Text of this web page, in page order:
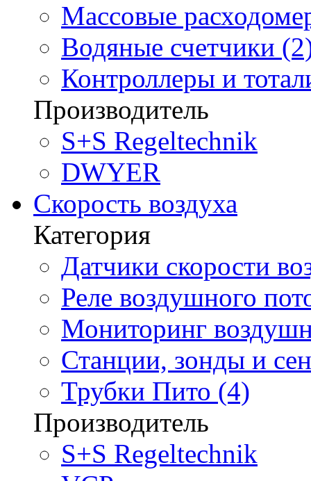
Массовые
Водяные счетчики
Контроллеры и
Производитель
S+S Regeltechnik
DWYER
Скорость воздуха
Категория
Датчики скорости
Реле воздушного
Мониторинг
Станции, зонды и
Трубки Пито (4)
Производитель
S+S Regeltechnik